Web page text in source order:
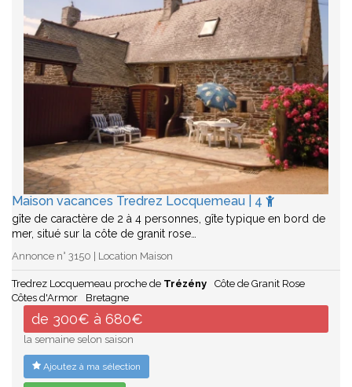
Maison vacances Tredrez Locquemeau | 4
gîte de caractère de 2 à 4 personnes, gîte typique en bord de
mer, situé sur la côte de granit rose…
Annonce n° 3150 | Location Maison
Tredrez Locquemeau proche de Trézény
Côte de Granit Rose
Côtes d'Armor
Bretagne
de 300€ à 680€
la semaine selon saison
Ajoutez à ma sélection